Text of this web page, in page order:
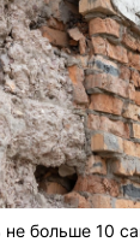
больше 10